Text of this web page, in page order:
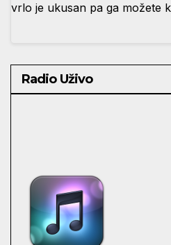
vrlo je ukusan pa ga možete
Radio Uživo